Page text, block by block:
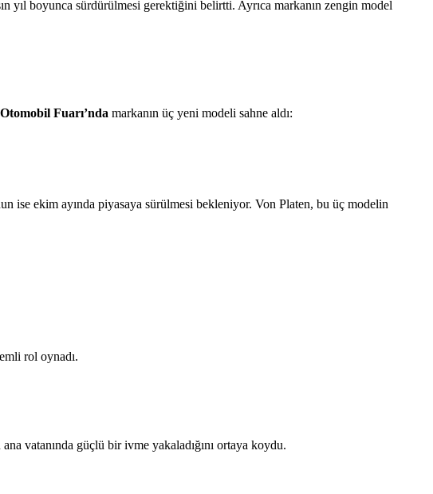
yıl boyunca sürdürülmesi gerektiğini belirtti. Ayrıca markanın zengin model
Fuarı’nda markanın üç yeni modeli sahne aldı:
ise ekim ayında piyasaya sürülmesi bekleniyor. Von Platen, bu üç modelin
rol oynadı.
vatanında güçlü bir ivme yakaladığını ortaya koydu.